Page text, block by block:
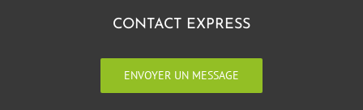
CONTACT EXPRESS
ENVOYER UN MESSAGE